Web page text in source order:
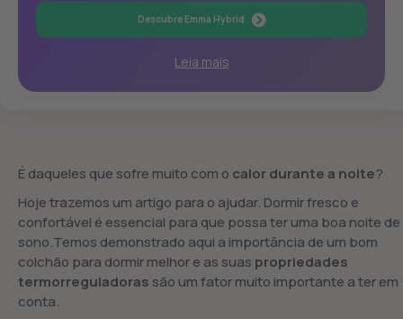
Descubre Emma Hybrid
Leia mais
É daqueles que sofre muito com o calor durante a noite?
Hoje trazemos um artigo para o ajudar. Dormir fresco e
confortável é essencial para que possa ter uma boa noite de
sono.Temos demonstrado aqui a importância de um bom
colchão para dormir melhor e as suas propriedades
termorreguladoras são um fator muito importante a ter em
conta.